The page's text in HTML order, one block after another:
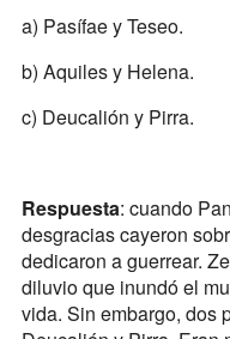
a) Pasífae y Teseo.
b) Aquiles y Helena.
c) Deucalión y Pirra.
Respuesta: cuando
desgracias cayeron
dedicaron a guerrear.
diluvio que inundó el
vida. Sin embargo, dos